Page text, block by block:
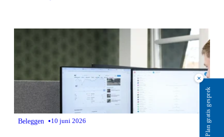
Beleggen •10 juni 2026
×
Plan gratis gesprek